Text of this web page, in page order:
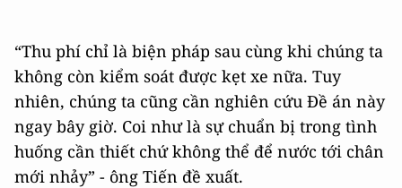
“Thu phí chỉ là biện pháp sau cùng khi chúng ta
không còn kiểm soát được kẹt xe nữa. Tuy
nhiên, chúng ta cũng cần nghiên cứu Đề án này
ngay bây giờ. Coi như là sự chuẩn bị trong tình
huống cần thiết chứ không thể để nước tới chân
mới nhảy” - ông Tiến đề xuất.